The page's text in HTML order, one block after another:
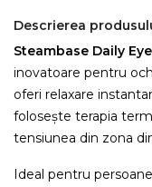
Descrierea
Steambase Daily
inovatoare pentru
oferi relaxare
folosește terapia
tensiunea din zona
Ideal pentru